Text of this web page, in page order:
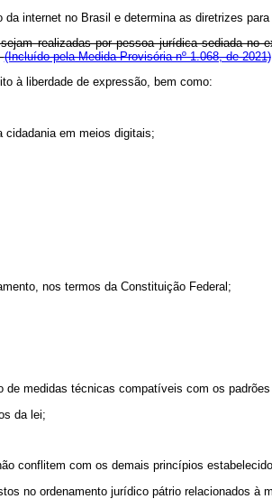
internet no Brasil e determina as diretrizes
realizadas por pessoa jurídica sediada
(Incluído pela Medida Provisória nº 1.068, de 2021)
à liberdade de expressão, bem como:
cidadania em meios digitais;
nos termos da Constituição Federal;
medidas técnicas compatíveis com os
da lei;
conflitem com os demais princípios
no ordenamento jurídico pátrio relacionados à